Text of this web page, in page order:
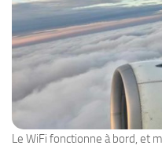
Le WiFi fonctionne à bord, et